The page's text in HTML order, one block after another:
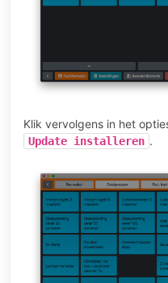
Klik vervolgens in het
Update installeren .